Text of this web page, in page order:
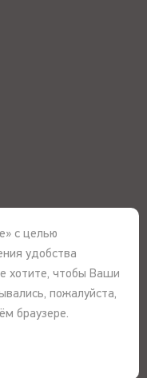
Все права
публичной офертой.
с целью
удобства
хотите, чтобы Ваши
пожалуйста,
браузере.